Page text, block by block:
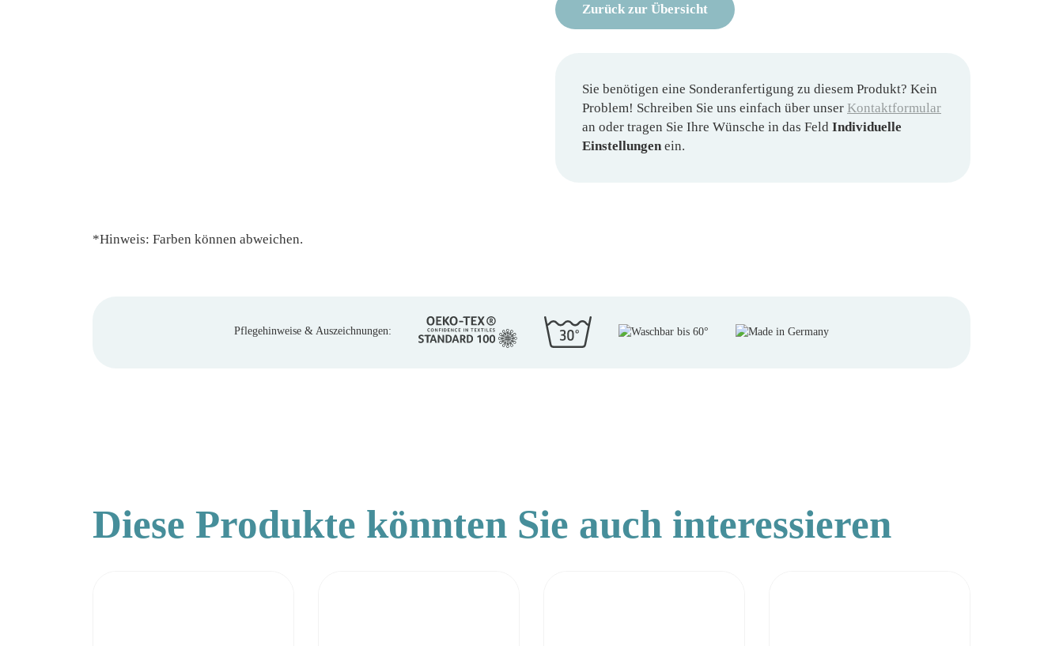
Zurück zur Übersicht
Sie benötigen eine Sonderanfertigung zu diesem Produkt? Kein
Problem! Schreiben Sie uns einfach über unser Kontaktformular
an oder tragen Sie Ihre Wünsche in das Feld Individuelle
Einstellungen ein.
*Hinweis: Farben können abweichen.
Pflegehinweise & Auszeichnungen:
Diese Produkte könnten Sie auch interessieren